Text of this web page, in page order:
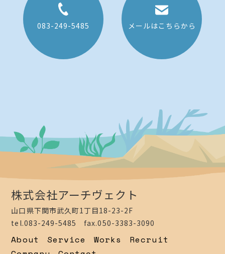
083-249-5485 メールはこちらから
株式会社アーチヴェクト
山口県下関市武久町1丁目18-23-2F
tel.083-249-5485 fax.050-3383-3090
About Service Works
Recruit